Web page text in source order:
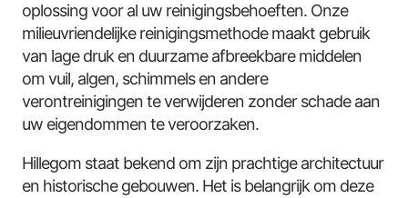
oplossing voor al uw reinigingsbehoeften. Onze
milieuvriendelijke reinigingsmethode maakt gebruik
van lage druk en duurzame afbreekbare middelen
om vuil, algen, schimmels en andere
verontreinigingen te verwijderen zonder schade aan
uw eigendommen te veroorzaken.
Hillegom staat bekend om zijn prachtige architectuur
en historische gebouwen. Het is belangrijk om deze